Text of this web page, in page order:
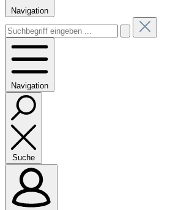
Navigation
Navigation
Suche